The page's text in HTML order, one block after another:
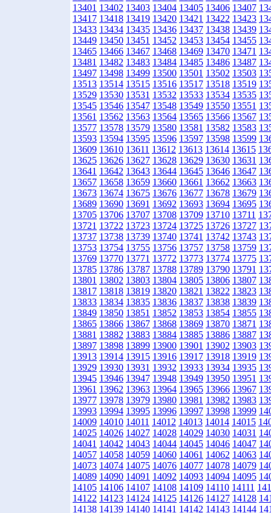
13401 13402 13403 13404 13405 13406 13407
13417 13418 13419 13420 13421 13422 13423
13433 13434 13435 13436 13437 13438 13439
13449 13450 13451 13452 13453 13454 13455
13465 13466 13467 13468 13469 13470 13471
13481 13482 13483 13484 13485 13486 13487
13497 13498 13499 13500 13501 13502 13503
13513 13514 13515 13516 13517 13518 13519
13529 13530 13531 13532 13533 13534 13535
13545 13546 13547 13548 13549 13550 13551
13561 13562 13563 13564 13565 13566 13567
13577 13578 13579 13580 13581 13582 13583
13593 13594 13595 13596 13597 13598 13599
13609 13610 13611 13612 13613 13614 13615
13625 13626 13627 13628 13629 13630 13631
13641 13642 13643 13644 13645 13646 13647
13657 13658 13659 13660 13661 13662 13663
13673 13674 13675 13676 13677 13678 13679
13689 13690 13691 13692 13693 13694 13695
13705 13706 13707 13708 13709 13710 13711
13721 13722 13723 13724 13725 13726 13727
13737 13738 13739 13740 13741 13742 13743
13753 13754 13755 13756 13757 13758 13759
13769 13770 13771 13772 13773 13774 13775
13785 13786 13787 13788 13789 13790 13791
13801 13802 13803 13804 13805 13806 13807
13817 13818 13819 13820 13821 13822 13823
13833 13834 13835 13836 13837 13838 13839
13849 13850 13851 13852 13853 13854 13855
13865 13866 13867 13868 13869 13870 13871
13881 13882 13883 13884 13885 13886 13887
13897 13898 13899 13900 13901 13902 13903
13913 13914 13915 13916 13917 13918 13919
13929 13930 13931 13932 13933 13934 13935
13945 13946 13947 13948 13949 13950 13951
13961 13962 13963 13964 13965 13966 13967
13977 13978 13979 13980 13981 13982 13983
13993 13994 13995 13996 13997 13998 13999
14009 14010 14011 14012 14013 14014 14015
14025 14026 14027 14028 14029 14030 14031
14041 14042 14043 14044 14045 14046 14047
14057 14058 14059 14060 14061 14062 14063
14073 14074 14075 14076 14077 14078 14079
14089 14090 14091 14092 14093 14094 14095
14105 14106 14107 14108 14109 14110 14111
14122 14123 14124 14125 14126 14127 14128
14138 14139 14140 14141 14142 14143 14144